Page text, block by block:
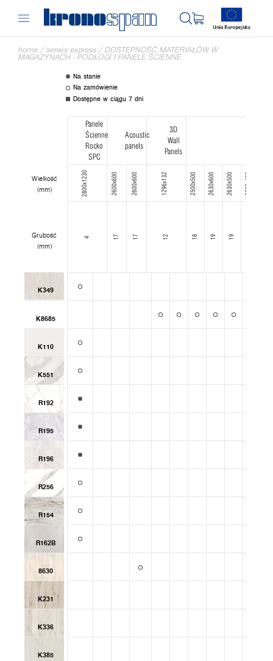
home / serwis express / DOSTĘPNOŚĆ MATERIAŁÓW W
MAGAZYNACH - PODŁOGI I PANELE ŚCIENNE
Na stanie
Na zamówienie
Dostępne w ciągu 7 dni
Wielkość
(mm)
Grubość
(mm)
Panele
Ścienne
Rocko
SPC
Acoustic
panels
3D
Wall
Panels
2800x1230 2600x600 2600x600 1296x132 2500x500 2630x600 2630x500 2630x400
4 17 17 12 18 19 19
K349
K8685
K110
K551
R192
R195
R196
R256
R154
R162B
8630
K231
K336
K385